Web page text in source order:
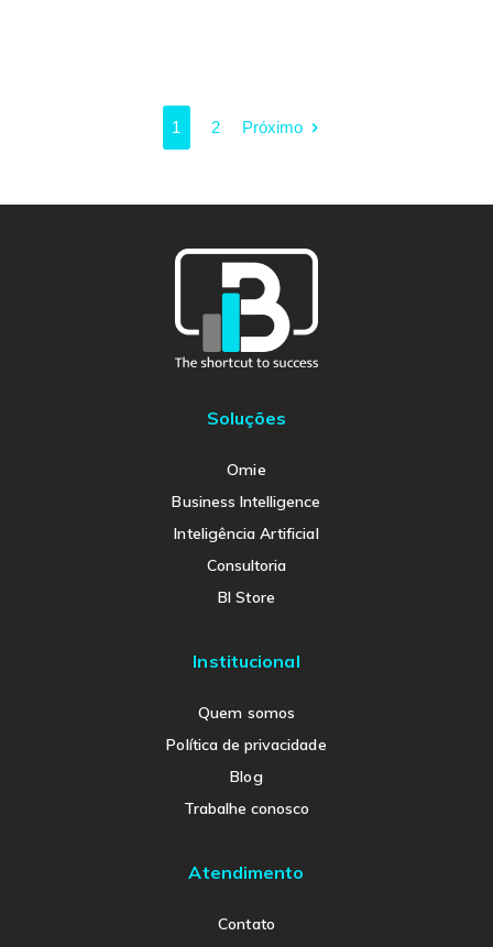
1 2 Próximo
Soluções
Omie
Business Intelligence
Inteligência Artificial
Consultoria
BI Store
Institucional
Quem somos
Política de privacidade
Blog
Trabalhe conosco
Atendimento
Contato